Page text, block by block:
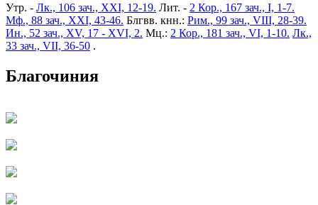
Утр. - Лк., 106 зач., XXI, 12-19. Лит. - 2 Кор., 167 зач., I, 1-7.
Мф., 88 зач., XXI, 43-46. Блгвв. кнн.: Рим., 99 зач., VIII, 28-39.
Ин., 52 зач., XV, 17 - XVI, 2. Мц.: 2 Кор., 181 зач., VI, 1-10. Лк.,
33 зач., VII, 36-50 .
Благочиния